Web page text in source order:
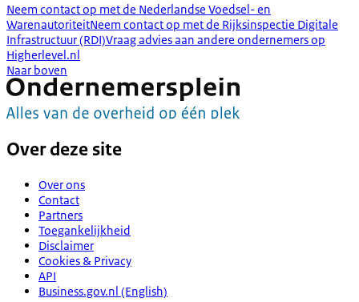
Neem contact op met de Nederlandse Voedsel- en
WarenautoriteitNeem contact op met de Rijksinspectie Digitale
Infrastructuur (RDI)Vraag advies aan andere ondernemers op
Higherlevel.nl
Naar boven
Over deze site
Over ons
Contact
Partners
Toegankelijkheid
Disclaimer
Cookies & Privacy
API
Business.gov.nl (English)